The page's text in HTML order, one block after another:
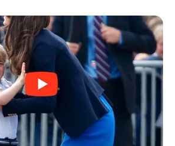
elnézést kérni, mert nem
az utolsó napokban arra,
kommunikálunk.
fel sem a váltást, sem azt, hogy
az érzelmek…
konkretizáltuk, fel kellett volna
hogy bocsáss meg, vagy